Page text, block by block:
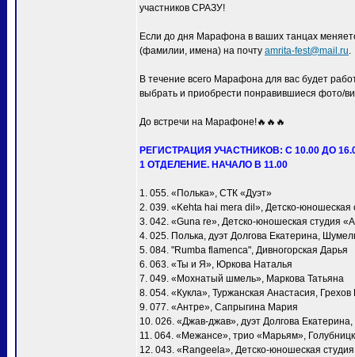
участников СРАЗУ!
Если до дня Марафона в ваших танцах
(фамилии, имена) на почту amrita-fest@mail.ru.
В течение всего Марафона для вас будет
выбрать и приобрести понравившиеся фото/
До встречи на Марафоне!🔥🔥🔥
РЕГИСТРАЦИЯ УЧАСТНИКОВ: С 10.00 ДО
1 ОТДЕЛЕНИЕ. НАЧАЛО В 11.00
1. 055. «Полька», СТК «Дуэт»
2. 039. «Kehta hai mera dil», Детско-юношеская
3. 042. «Guna re», Детско-юношеская студия
4. 025. Полька, дуэт Долгова Екатерина,
5. 084. "Rumba flamenca", Дивногорская Дарья
6. 063. «Ты и Я», Юркова Наталья
7. 049. «Мохнатый шмель», Маркова Татьяна
8. 054. «Кукла», Туржанская Анастасия, Грехов
9. 077. «Антре», Сапрыгина Мария
10. 026. «Джав-джав», дуэт Долгова
11. 064. «Межансе», трио «Марьям»,
12. 043. «Rangeela», Детско-юношеская